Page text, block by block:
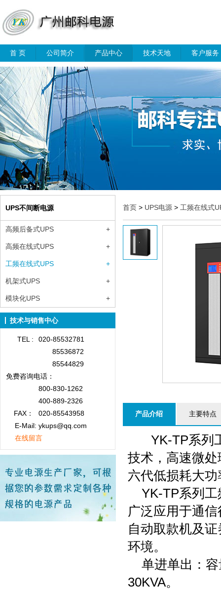
首 页 公司简介 产品中心 技术天地 客户服务
UPS不间断电源
+
高频后备式UPS
+
高频在线式UPS
+
工频在线式UPS
+
机架式UPS
+
模块化UPS
技术与销售中心
TEL :
020-85532781
85536872
85544829
免费咨询电话：
800-830-1262
400-889-2326
FAX：
020-85543958
E-Mail: ykups@qq.com
在线留言
首页 > UPS电源 > 工频在线式
产品介绍 主要特点
YK-TP系列工
技术，高速微
六代低损耗大
YK-TP系列工
广泛应用于通
自动取款机及
环境。
单进单出：容
30KVA。